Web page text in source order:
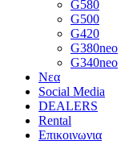
G580
G500
G420
G380neo
G340neo
Νεα
Social Media
DEALERS
Rental
Επικοινωνια